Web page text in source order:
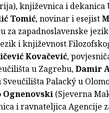
književnica i dekanica
Tomić, novinar i esejist
za zapadnoslavenske
i književnost
Kovačević,
u Zagrebu,Damir
Palacký u
Ognenovski (Sjeverna
i ravnateljica Agencije